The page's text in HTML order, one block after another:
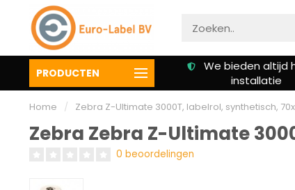
PRODUCTEN
Gratis verzending vanaf €
50,00
We bieden altijd
installatie
Home / Zebra Z-Ultimate 3000T, labelrol, synthetisch,
Zebra Zebra Z-Ultimate
0 beoordelingen